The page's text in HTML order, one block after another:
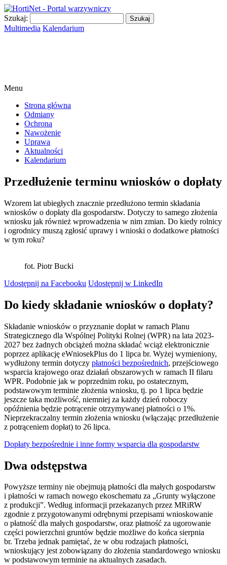
Szukaj:
Multimedia Kalendarium
Menu
Strona główna
Odmiany
Ochrona
Nawożenie
Uprawa
Aktualności
Kalendarium
Przedłużenie terminu wniosków o dopłaty
Wzorem lat ubiegłych znacznie przedłużono termin składania
wniosków o dopłaty dla gospodarstw. Dotyczy to samego złożenia
wniosku jak również wprowadzenia w nim zmian. Do kiedy rolnicy
i ogrodnicy muszą zgłosić uprawy i wnioski o dodatkowe płatności
w tym roku?
fot. Piotr Bucki
Udostępnij na Facebooku Udostępnij w LinkedIn
Do kiedy składanie wniosków o dopłaty?
Składanie wniosków o przyznanie dopłat w ramach Planu
Strategicznego dla Wspólnej Polityki Rolnej (WPR) na lata 2023-
2027 bez żadnych obciążeń można składać wciąż elektronicznie
poprzez aplikację eWniosekPlus do 1 lipca br. Wyżej wymieniony,
wydłużony termin dotyczy płatności bezpośrednich, przejściowego
wsparcia krajowego oraz działań obszarowych w ramach II filaru
WPR. Podobnie jak w poprzednim roku, po ostatecznym,
podstawowym terminie złożenia wniosku, tj. po 1 lipca będzie
jeszcze taka możliwość, niemniej za każdy dzień roboczy
opóźnienia będzie potrącenie otrzymywanej płatności o 1%.
Nieprzekraczalny termin złożenia wniosku (włączając przedłużenie
z potrąceniem dopłat) to 26 lipca.
Dopłaty bezpośrednie i inne formy wsparcia dla gospodarstw
Dwa odstępstwa
Powyższe terminy nie obejmują płatności dla małych gospodarstw
i płatności w ramach nowego ekoschematu za „Grunty wyłączone
z produkcji”. Według informacji przekazanych przez MRiRW
zgodnie z przygotowanymi odrębnymi przepisami wnioskowanie
o płatność dla małych gospodarstw, oraz płatność za ugorowanie
części powierzchni gruntów będzie możliwe do końca sierpnia
br. Trzeba jednak pamiętać, że w obu rodzajach płatności,
wnioskujący jest zobowiązany do złożenia standardowego wniosku
w podstawowym terminie na aktualnych zasadach.